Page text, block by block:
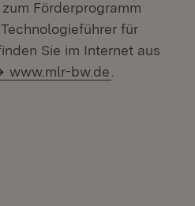
Förderprogramm
für
Sie im Internet aus
www.mlr-bw.de